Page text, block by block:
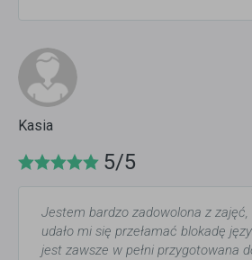
Kasia
5/5
Jestem bardzo zadowolona z
udało mi się przełamać blokadę
jest zawsze w pełni przygotowana